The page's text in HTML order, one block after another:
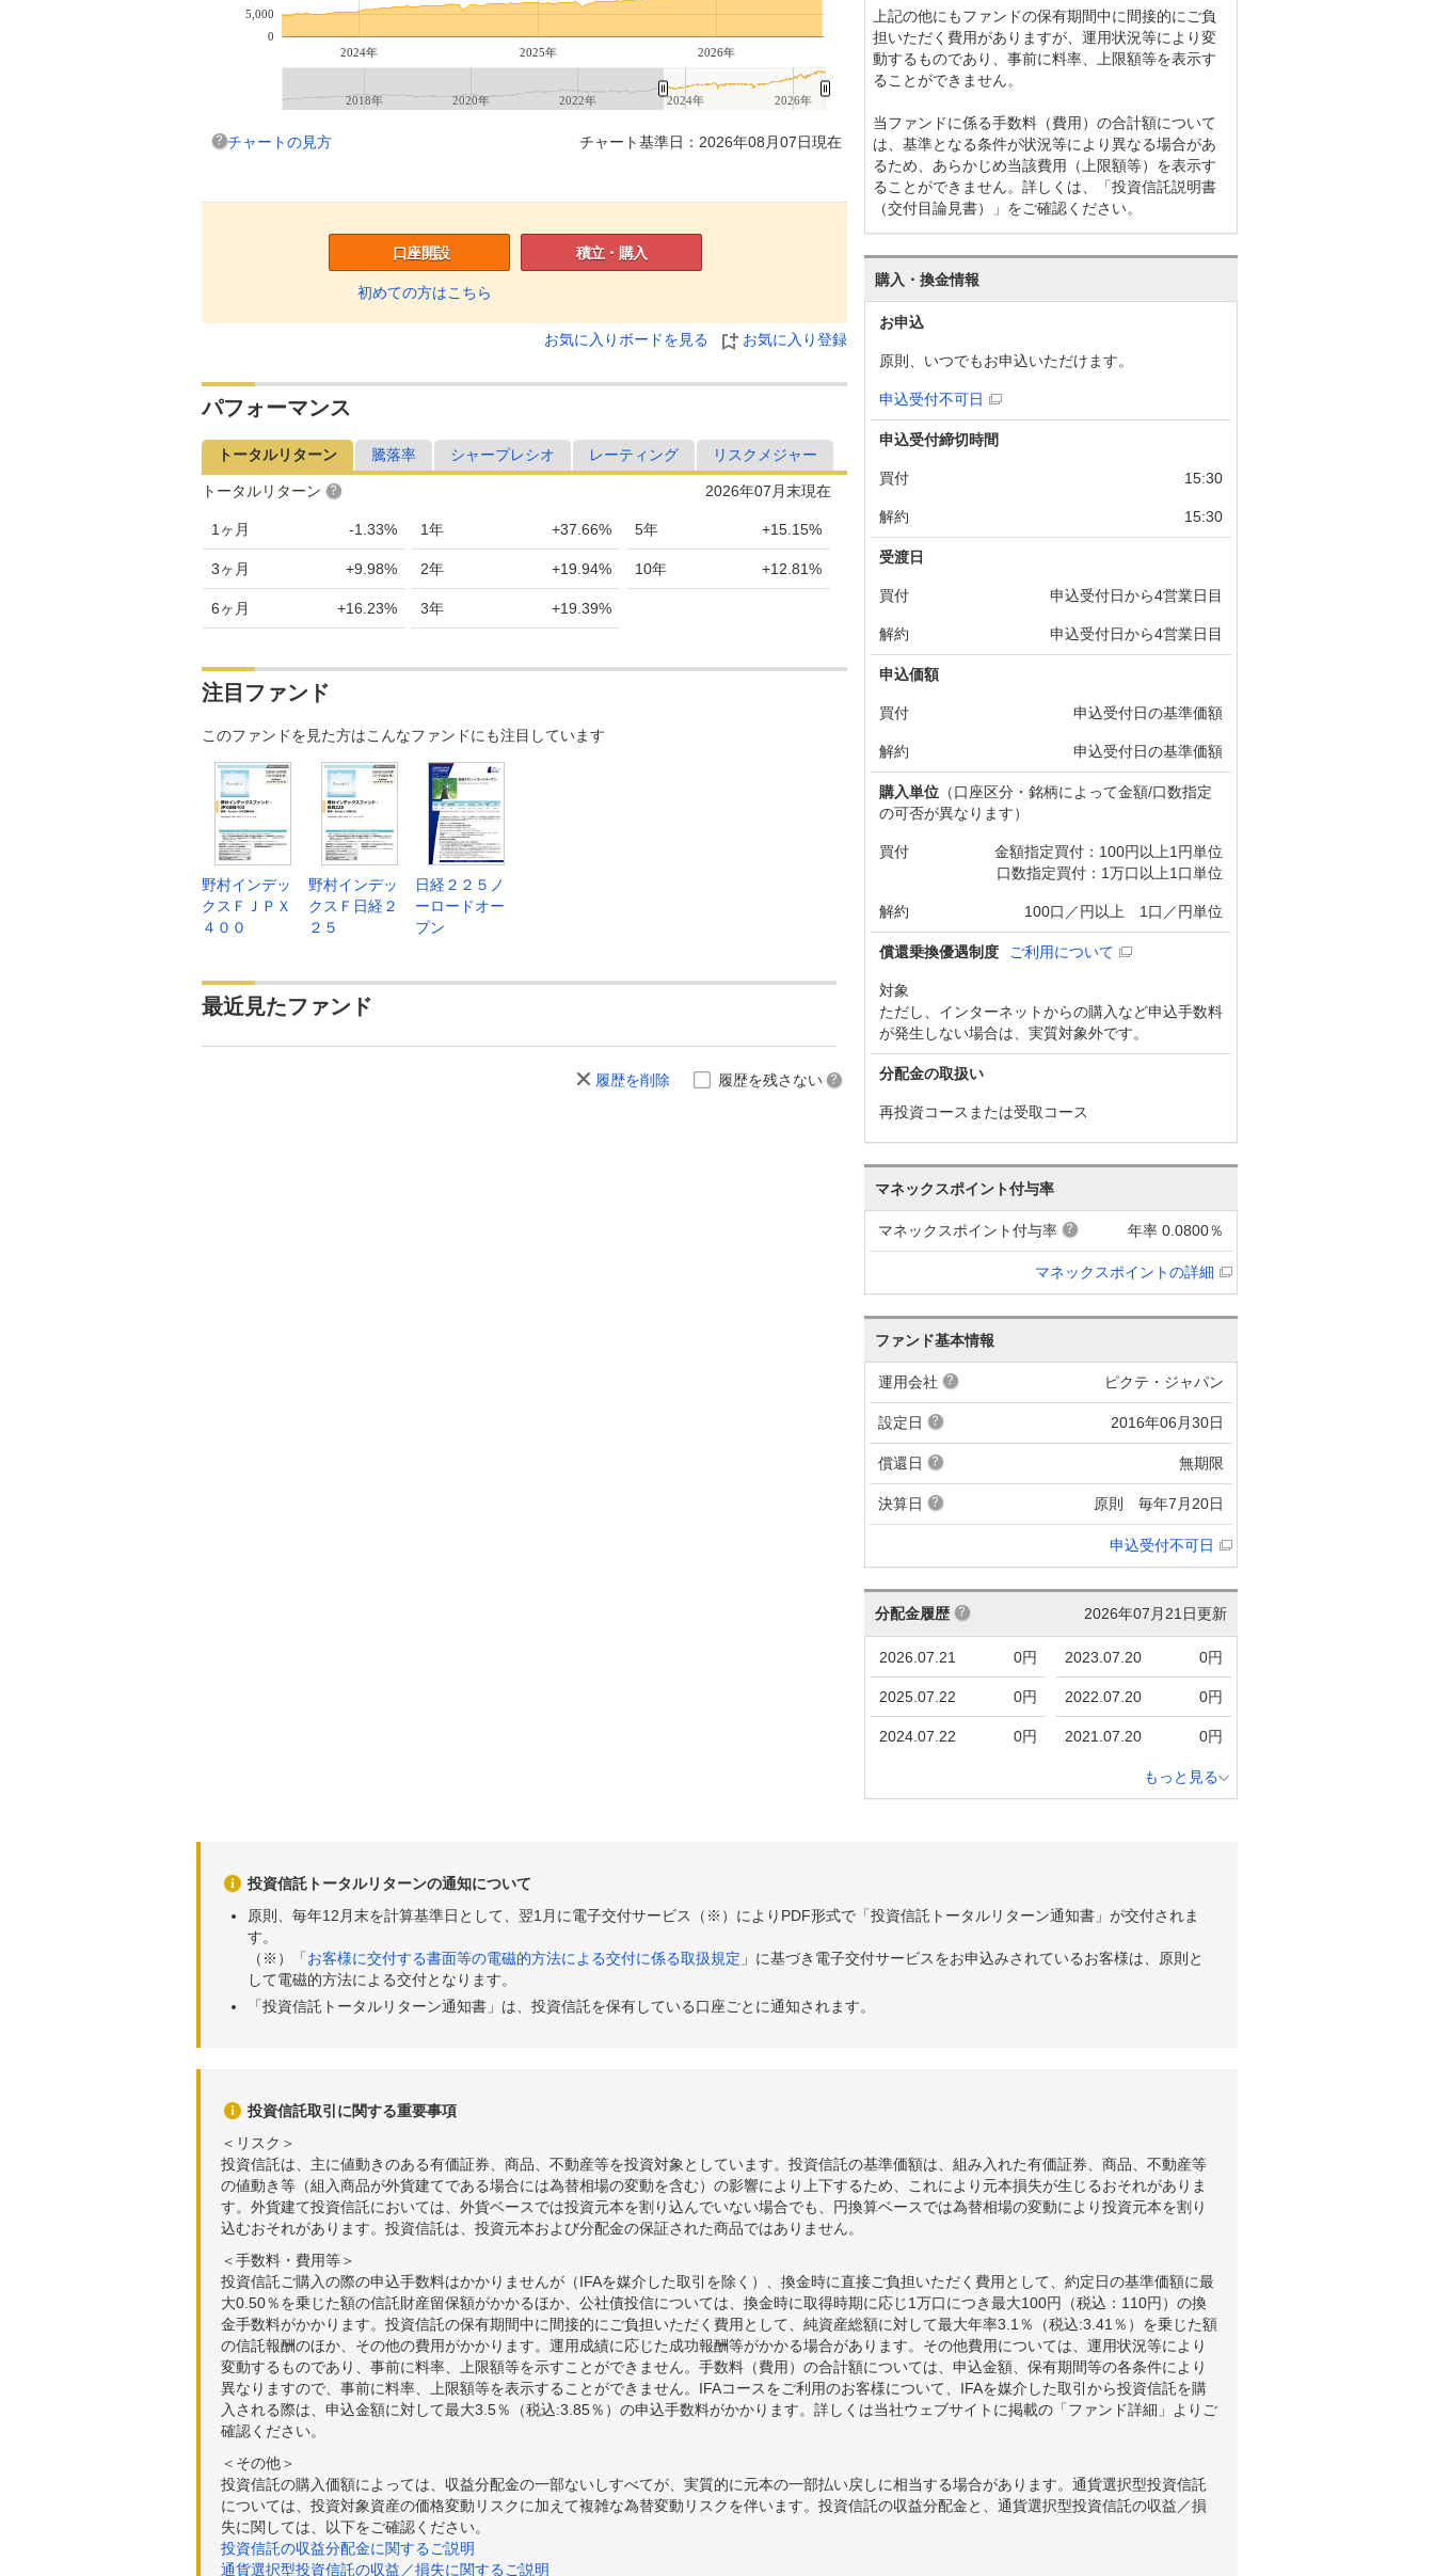
2024年 2025年 2026年
0
5,000
2018年 2020年 2022年 2024年 2026年
チャートの見方 チャート基準日：2026年08月07日現在
口座開設
初めての方はこちら
積立・購入
お気に入りボードを見る お気に入り登録
パフォーマンス
トータルリターン 騰落率 シャープレシオ レーティング リスクメジャー
2026年07月末現在
トータルリターン
1ヶ月 -1.33%
3ヶ月 +9.98%
6ヶ月 +16.23%
1年 +37.66%
2年 +19.94%
3年 +19.39%
5年 +15.15%
10年 +12.81%
注目ファンド
このファンドを見た方はこんなファンドにも注目しています
野村インデッ
クスＦＪＰＸ
４００
野村インデッ
クスＦ日経２
２５
日経２２５ノ
ーロードオー
プン
最近見たファンド
履歴を削除 履歴を残さない
上記の他にもファンドの保有期間中に間接的にご負
担いただく費用がありますが、運用状況等により変
動するものであり、事前に料率、上限額等を表示す
ることができません。
当ファンドに係る手数料（費用）の合計額について
は、基準となる条件が状況等により異なる場合があ
るため、あらかじめ当該費用（上限額等）を表示す
ることができません。詳しくは、「投資信託説明書
（交付目論見書）」をご確認ください。
購入・換金情報
お申込
原則、いつでもお申込いただけます。
申込受付不可日
申込受付締切時間
買付 15:30
解約 15:30
受渡日
買付 申込受付日から4営業日目
解約 申込受付日から4営業日目
申込価額
買付 申込受付日の基準価額
解約 申込受付日の基準価額
購入単位 （口座区分・銘柄によって金額/口数指定
の可否が異なります）
買付
金額指定買付：100円以上1円単位
口数指定買付：1万口以上1口単位
解約 100口／円以上 1口／円単位
償還乗換優遇制度 ご利用について
対象
ただし、インターネットからの購入など申込手数料
が発生しない場合は、実質対象外です。
分配金の取扱い
再投資コースまたは受取コース
マネックスポイント付与率
マネックスポイント付与率 年率 0.0800％
マネックスポイントの詳細
ファンド基本情報
運用会社 ピクテ・ジャパン
設定日 2016年06月30日
償還日 無期限
決算日 原則 毎年7月20日
申込受付不可日
2026年07月21日更新
分配金履歴
2026.07.21 0円
2025.07.22 0円
2024.07.22 0円
2023.07.20 0円
2022.07.20 0円
2021.07.20 0円
もっと見る
投資信託トータルリターンの通知について
原則、毎年12月末を計算基準日として、翌1月に電子交付サービス（※）によりPDF形式で「投資信託トータルリターン通知書」が交付されま
す。
（※）「お客様に交付する書面等の電磁的方法による交付に係る取扱規定 」に基づき電子交付サービスをお申込みされているお客様は、原則と
して電磁的方法による交付となります。
「投資信託トータルリターン通知書」は、投資信託を保有している口座ごとに通知されます。
投資信託取引に関する重要事項
＜リスク＞
投資信託は、主に値動きのある有価証券、商品、不動産等を投資対象としています。投資信託の基準価額は、組み入れた有価証券、商品、不動産等
の値動き等（組入商品が外貨建てである場合には為替相場の変動を含む）の影響により上下するため、これにより元本損失が生じるおそれがありま
す。外貨建て投資信託においては、外貨ベースでは投資元本を割り込んでいない場合でも、円換算ベースでは為替相場の変動により投資元本を割り
込むおそれがあります。投資信託は、投資元本および分配金の保証された商品ではありません。
＜手数料・費用等＞
投資信託ご購入の際の申込手数料はかかりませんが（IFAを媒介した取引を除く）、換金時に直接ご負担いただく費用として、約定日の基準価額に最
大0.50％を乗じた額の信託財産留保額がかかるほか、公社債投信については、換金時に取得時期に応じ1万口につき最大100円（税込：110円）の換
金手数料がかかります。投資信託の保有期間中に間接的にご負担いただく費用として、純資産総額に対して最大年率3.1％（税込:3.41％）を乗じた額
の信託報酬のほか、その他の費用がかかります。運用成績に応じた成功報酬等がかかる場合があります。その他費用については、運用状況等により
変動するものであり、事前に料率、上限額等を示すことができません。手数料（費用）の合計額については、申込金額、保有期間等の各条件により
異なりますので、事前に料率、上限額等を表示することができません。IFAコースをご利用のお客様について、IFAを媒介した取引から投資信託を購
入される際は、申込金額に対して最大3.5％（税込:3.85％）の申込手数料がかかります。詳しくは当社ウェブサイトに掲載の「ファンド詳細」よりご
確認ください。
＜その他＞
投資信託の購入価額によっては、収益分配金の一部ないしすべてが、実質的に元本の一部払い戻しに相当する場合があります。通貨選択型投資信託
については、投資対象資産の価格変動リスクに加えて複雑な為替変動リスクを伴います。投資信託の収益分配金と、通貨選択型投資信託の収益／損
失に関しては、以下をご確認ください。
投資信託の収益分配金に関するご説明
通貨選択型投資信託の収益／損失に関するご説明